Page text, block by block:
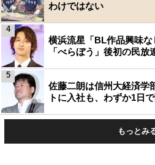
わけではない
横浜流星「BL作品興味
「べらぼう」後初の民放
4
佐藤二朗は信州大経済学
トに入社も、わずか1日
5
もっとみ